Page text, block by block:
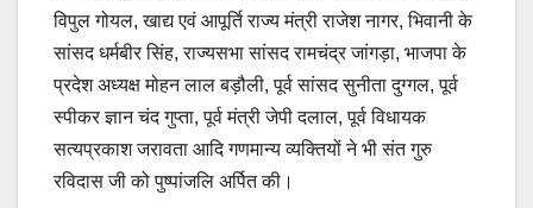
विपुल गोयल, खाद्य एवं आपूर्ति राज्य मंत्री राजेश नागर, भिवानी के
सांसद धर्मबीर सिंह, राज्यसभा सांसद रामचंद्र जांगड़ा, भाजपा के
प्रदेश अध्यक्ष मोहन लाल बड़ौली, पूर्व सांसद सुनीता दुग्गल, पूर्व
स्पीकर ज्ञान चंद गुप्ता, पूर्व मंत्री जेपी दलाल, पूर्व विधायक
सत्यप्रकाश जरावता आदि गणमान्य व्यक्तियों ने भी संत गुरु
रविदास जी को पुष्पांजलि अर्पित की।